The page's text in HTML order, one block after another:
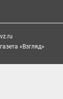
«Взгляд»